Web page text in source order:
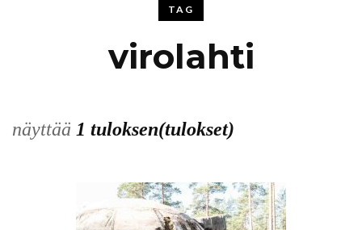
TAG
virolahti
näyttää 1 tuloksen(tulokset)